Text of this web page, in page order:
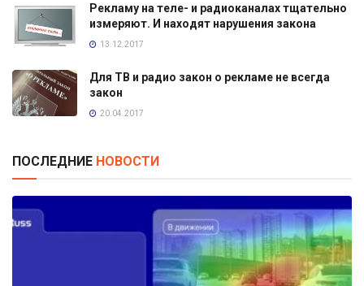
Рекламу на теле- и радиоканалах тщательно
измеряют. И находят нарушения закона
13.12.2017
Для ТВ и радио закон о рекламе не всегда
закон
20.04.2017
ПОСЛЕДНИЕ НОВОСТИ